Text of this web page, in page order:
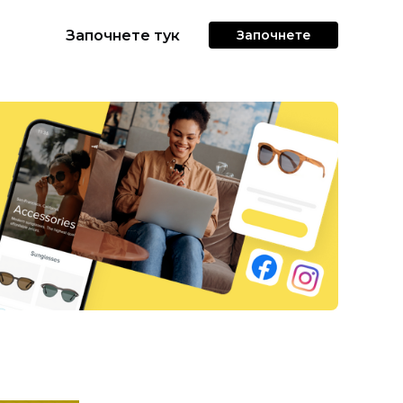
Започнете тук Започнете